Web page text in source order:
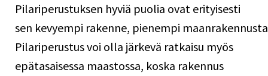
Pilariperustuksen hyviä puolia ovat erityisesti
sen kevyempi rakenne, pienempi
Pilariperustus voi olla järkevä ratkaisu myös
epätasaisessa maastossa, koska rakennus